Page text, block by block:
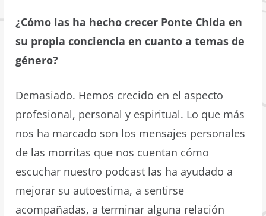
¿Cómo las ha hecho crecer Ponte Chida en
su propia conciencia en cuanto a temas de
género?
Demasiado. Hemos crecido en el aspecto
profesional, personal y espiritual. Lo que más
nos ha marcado son los mensajes personales
de las morritas que nos cuentan cómo
escuchar nuestro podcast las ha ayudado a
mejorar su autoestima, a sentirse
acompañadas, a terminar alguna relación